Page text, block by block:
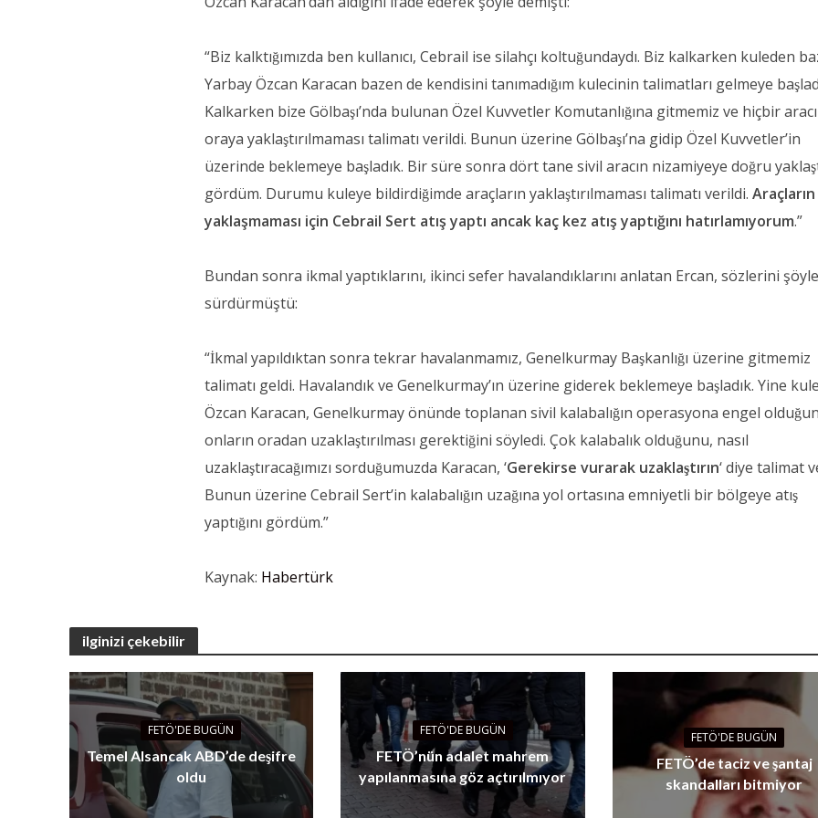
“Biz kalktığımızda ben kullanıcı, Cebrail ise silahçı koltuğundaydı. Biz kalkarken kuleden
Yarbay Özcan Karacan bazen de kendisini tanımadığım kulecinin talimatları gelmeye
Kalkarken bize Gölbaşı’nda bulunan Özel Kuvvetler Komutanlığına gitmemiz ve hiçbir
oraya yaklaştırılmaması talimatı verildi. Bunun üzerine Gölbaşı’na gidip Özel Kuvvetler’in
üzerinde beklemeye başladık. Bir süre sonra dört tane sivil aracın nizamiyeye doğru
gördüm. Durumu kuleye bildirdiğimde araçların yaklaştırılmaması talimatı verildi.Araçların
yaklaşmaması için Cebrail Sert atış yaptı ancak kaç kez atış yaptığını hatırlamıyorum.”
Bundan sonra ikmal yaptıklarını, ikinci sefer havalandıklarını anlatan Ercan, sözlerini şöyle
sürdürmüştü:
“İkmal yapıldıktan sonra tekrar havalanmamız, Genelkurmay Başkanlığı üzerine gitmemiz
talimatı geldi. Havalandık ve Genelkurmay’ın üzerine giderek beklemeye başladık. Yine
Özcan Karacan, Genelkurmay önünde toplanan sivil kalabalığın operasyona engel
onların oradan uzaklaştırılması gerektiğini söyledi. Çok kalabalık olduğunu, nasıl
uzaklaştıracağımızı sorduğumuzda Karacan, ‘Gerekirse vurarak uzaklaştırın‘ diye talimat
Bunun üzerine Cebrail Sert’in kalabalığın uzağına yol ortasına emniyetli bir bölgeye atış
yaptığını gördüm.”
Kaynak: Habertürk
ilginizi çekebilir
FETÖ'DE BUGÜN
Temel Alsancak ABD’de deşifre
oldu
FETÖ'DE BUGÜN
FETÖ’nün adalet mahrem
yapılanmasına göz açtırılmıyor
FETÖ'DE BUGÜN
FETÖ’de taciz ve şantaj
skandalları bitmiyor